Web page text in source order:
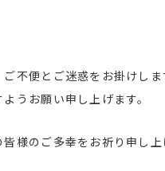
不便とご迷惑をお掛けしま
うお願い申し上げます。
様のご多幸をお祈り申し上